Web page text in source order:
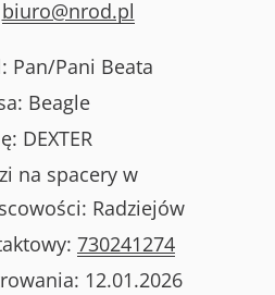
biuro@nrod.pl
Pan/Pani Beata
Beagle
DEXTER
na spacery w
Radziejów
730241274
12.01.2026